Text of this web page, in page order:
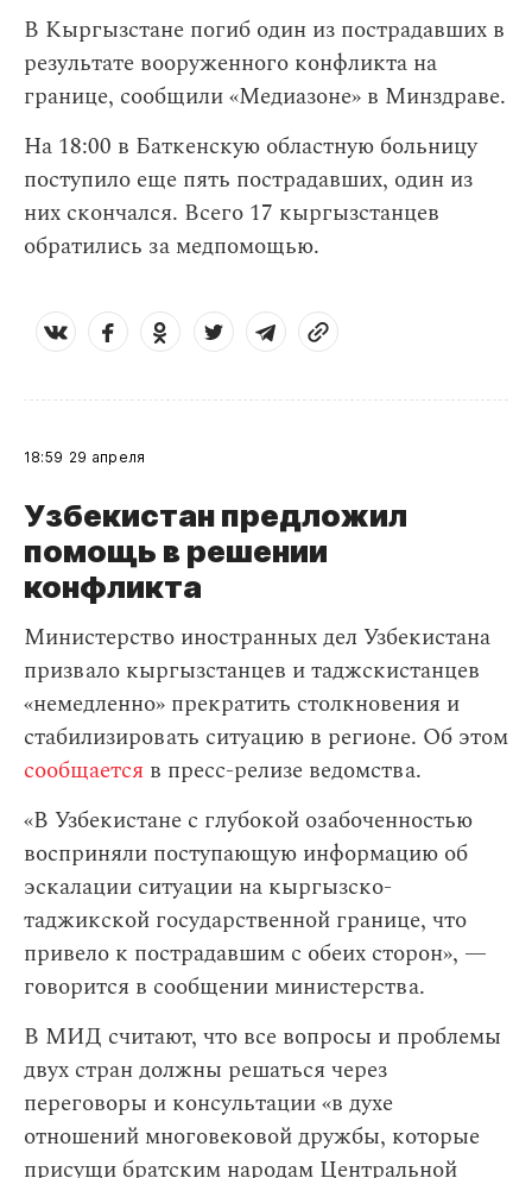
В Кыргызстане погиб один из пострадавших в
результате вооруженного конфликта на
границе, сообщили «Медиазоне» в Минздраве.
На 18:00 в Баткенскую областную больницу
поступило еще пять пострадавших, один из
них скончался. Всего 17 кыргызстанцев
обратились за медпомощью.
18:59 29 апреля
Узбекистан предложил
помощь в решении
конфликта
Министерство иностранных дел Узбекистана
призвало кыргызстанцев и таджскистанцев
«немедленно» прекратить столкновения и
стабилизировать ситуацию в регионе. Об этом
сообщается в пресс-релизе ведомства.
«В Узбекистане с глубокой озабоченностью
восприняли поступающую информацию об
эскалации ситуации на кыргызско-
таджикской государственной границе, что
привело к пострадавшим с обеих сторон», —
говорится в сообщении министерства.
В МИД считают, что все вопросы и проблемы
двух стран должны решаться через
переговоры и консультации «в духе
отношений многовековой дружбы, которые
присущи братским народам Центральной